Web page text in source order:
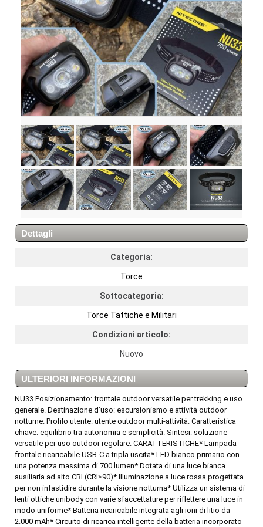
Dettagli
Categoria:
Torce
Sottocategoria:
Torce Tattiche e Militari
Condizioni articolo:
Nuovo
ULTERIORI INFORMAZIONI
NU33 Posizionamento: frontale outdoor versatile per trekking e uso
generale. Destinazione d’uso: escursionismo e attività outdoor
notturne. Profilo utente: utente outdoor multi-attività. Caratteristica
chiave: equilibrio tra autonomia e semplicità. Sintesi: soluzione
versatile per uso outdoor regolare. CARATTERISTICHE* Lampada
frontale ricaricabile USB-C a tripla uscita* LED bianco primario con
una potenza massima di 700 lumen* Dotata di una luce bianca
ausiliaria ad alto CRI (CRI≥90)* Illuminazione a luce rossa progettata
per non infastidire durante la visione notturna* Utilizza un sistema di
lenti ottiche unibody con varie sfaccettature per riflettere una luce in
modo uniforme* Batteria ricaricabile integrata agli ioni di litio da
2.000 mAh* Circuito di ricarica intelligente della batteria incorporato